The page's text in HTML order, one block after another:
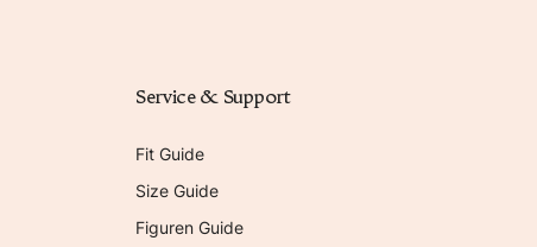
Service & Support
Fit Guide
Size Guide
Figuren Guide